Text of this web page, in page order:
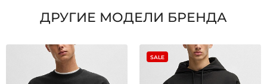
ДРУГИЕ МОДЕЛИ БРЕНДА
SALE